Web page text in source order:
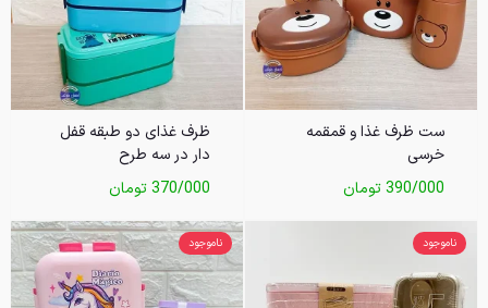
ست ظرف غذا و قمقمه
خرسی
390/000تومان
ظرف غذای دو طبقه قفل
دار در سه طرح
370/000تومان
ناموجود ناموجود